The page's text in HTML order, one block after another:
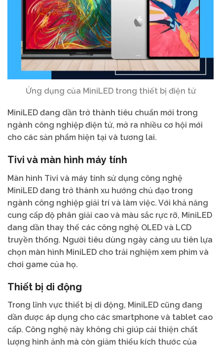
Ứng dụng của MiniLED trong thiết bị điện tử
MiniLED đang dần trở thành tiêu chuẩn mới trong
ngành công nghiệp điện tử, mở ra nhiều cơ hội mới
cho các sản phẩm hiện tại và tương lai.
Tivi và màn hình máy tính
Màn hình Tivi và máy tính sử dụng công nghệ
MiniLED đang trở thành xu hướng chủ đạo trong
ngành công nghiệp giải trí và làm việc. Với khả năng
cung cấp độ phân giải cao và màu sắc rực rỡ, MiniLED
đang dần thay thế các công nghệ OLED và LCD
truyền thống. Người tiêu dùng ngày càng ưu tiên lựa
chọn màn hình MiniLED cho trải nghiệm xem phim và
chơi game của họ.
Thiết bị di động
Trong lĩnh vực thiết bị di động, MiniLED cũng đang
dần được áp dụng cho các smartphone và tablet cao
cấp. Công nghệ này không chỉ giúp cải thiện chất
lượng hình ảnh mà còn giảm thiểu kích thước của